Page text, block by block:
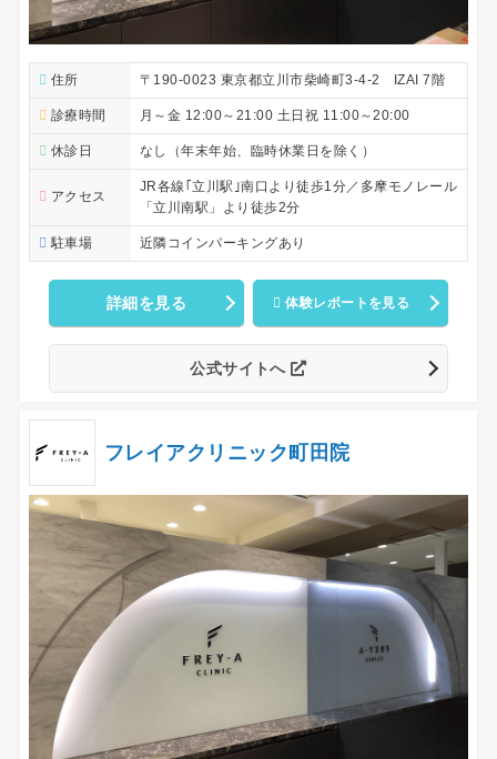
住所 〒190-0023 東京都立川市柴崎町3-4-2 IZAI 7階
診療時間 月～金 12:00～21:00 土日祝 11:00～20:00
休診日 なし（年末年始、臨時休業日を除く）
アクセス
JR各線｢立川駅｣南口より徒歩1分／多摩モノレール
「立川南駅」より徒歩2分
駐車場 近隣コインパーキングあり
詳細を見る 体験レポートを見る
公式サイトへ
フレイアクリニック町田院